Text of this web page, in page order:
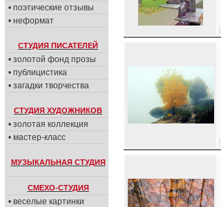
• поэтические отзывы
• неформат
СТУДИЯ ПИСАТЕЛЕЙ
• золотой фонд прозы
• публицистика
• загадки творчества
СТУДИЯ ХУДОЖНИКОВ
• золотая коллекция
• мастер-класс
МУЗЫКАЛЬНАЯ СТУДИЯ
СМЕХО-СТУДИЯ
• веселые картинки